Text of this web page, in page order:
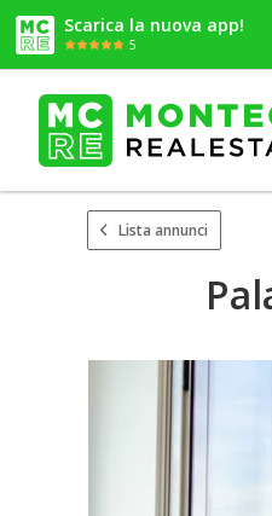
Scarica la nuova app!
5
Lista annunci